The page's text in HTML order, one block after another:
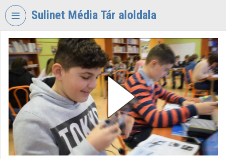
Skip header
Sulinet Média Tár aloldala
VIDEOTORIUM
SULINET
MÉDIA
TÁR
Organization home